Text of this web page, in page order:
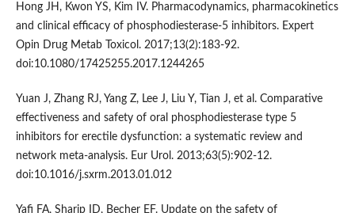
Hong JH, Kwon YS, Kim IV. Pharmacodynamics, pharmacokinetics
and clinical efficacy of phosphodiesterase-5 inhibitors. Expert
Opin Drug Metab Toxicol. 2017;13(2):183-92.
doi:10.1080/17425255.2017.1244265
Yuan J, Zhang RJ, Yang Z, Lee J, Liu Y, Tian J, et al. Comparative
effectiveness and safety of oral phosphodiesterase type 5
inhibitors for erectile dysfunction: a systematic review and
network meta-analysis. Eur Urol. 2013;63(5):902-12.
doi:10.1016/j.sxrm.2013.01.012
Yafi FA, Sharip ID, Becher EF. Update on the safety of